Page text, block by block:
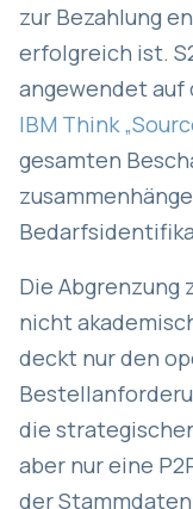
zur Bezahlung
erfolgreich ist.
angewendet auf
IBM Think
gesamten
Die Abgrenzung
nicht
deckt nur den
die
aber nur eine
der